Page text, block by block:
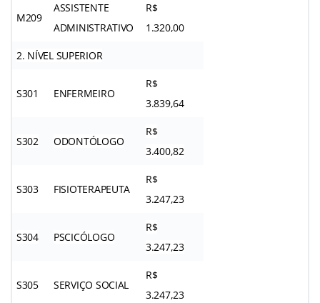
M209
ASSISTENTE
ADMINISTRATIVO
R$
1.320,00
2. NÍVEL SUPERIOR
S301 ENFERMEIRO
R$
3.839,64
S302 ODONTÓLOGO
R$
3.400,82
S303 FISIOTERAPEUTA
R$
3.247,23
S304 PSCICÓLOGO
R$
3.247,23
S305 SERVIÇO SOCIAL
R$
3.247,23